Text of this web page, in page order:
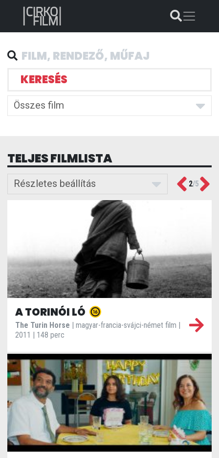
KERESÉS
Összes film
TELJES FILMLISTA
Részletes beállítás
Previous
2/5
A TORINÓI LÓ
The Turin Horse | magyar-francia-svájci-német film |
2011 | 148 perc